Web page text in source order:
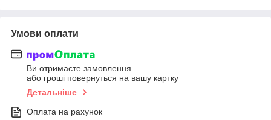
Умови оплати
Ви отримаєте замовлення
або гроші повернуться на вашу картку
Детальніше
Оплата на рахунок